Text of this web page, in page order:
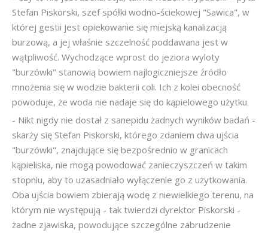
Stefan Piskorski, szef spółki wodno-ściekowej "Sawica", w
której gestii jest opiekowanie się miejską kanalizacją
burzową, a jej właśnie szczelność poddawana jest w
wątpliwość. Wychodzące wprost do jeziora wyloty
"burzówki" stanowią bowiem najlogiczniejsze źródło
mnożenia się w wodzie bakterii coli. Ich z kolei obecność
powoduje, że woda nie nadaje się do kąpielowego użytku.
- Nikt nigdy nie dostał z sanepidu żadnych wyników badań -
skarży się Stefan Piskorski, którego zdaniem dwa ujścia
"burzówki", znajdujące się bezpośrednio w granicach
kąpieliska, nie mogą powodować zanieczyszczeń w takim
stopniu, aby to uzasadniało wyłączenie go z użytkowania.
Oba ujścia bowiem zbierają wodę z niewielkiego terenu, na
którym nie występują - tak twierdzi dyrektor Piskorski -
żadne zjawiska, powodujące szczególne zabrudzenie